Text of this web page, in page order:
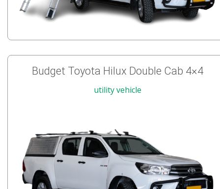
Budget Toyota Hilux Double Cab 4×4
utility vehicle